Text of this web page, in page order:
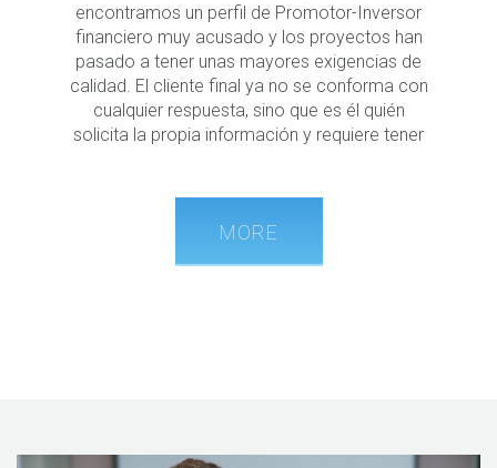
encontramos un perfil de Promotor-Inversor
financiero muy acusado y los proyectos han
pasado a tener unas mayores exigencias de
calidad. El cliente final ya no se conforma con
cualquier respuesta, sino que es él quién
solicita la propia información y requiere tener
MORE